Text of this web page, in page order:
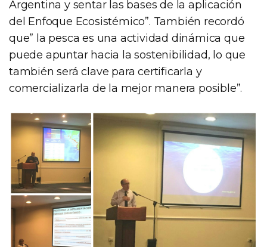
Argentina y sentar las bases de la aplicación
del Enfoque Ecosistémico”. También recordó
que” la pesca es una actividad dinámica que
puede apuntar hacia la sostenibilidad, lo que
también será clave para certificarla y
comercializarla de la mejor manera posible”.